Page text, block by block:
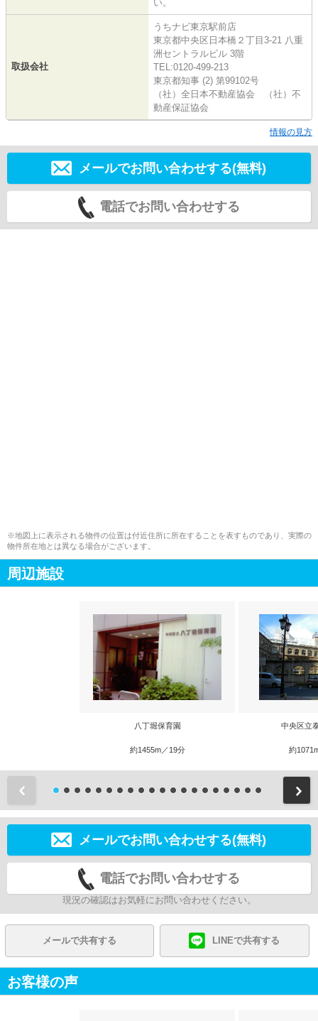
い。
取扱会社
うちナビ東京駅前店
東京都中央区日本橋２丁目3-21 八重
洲セントラルビル 3階
TEL:0120-499-213
東京都知事 (2) 第99102号
（社）全日本不動産協会 （社）不
動産保証協会
情報の見方
メールでお問い合わせする(無料)
電話でお問い合わせする
※地図上に表示される物件の位置は付近住所に所在することを表すものであり、実際の
物件所在地とは異なる場合がございます。
周辺施設
八丁堀保育園
約1455m／19分
中央区立
約
メールでお問い合わせする(無料)
電話でお問い合わせする
現況の確認はお気軽にお問い合わせください。
メールで共有する LINEで共有する
お客様の声